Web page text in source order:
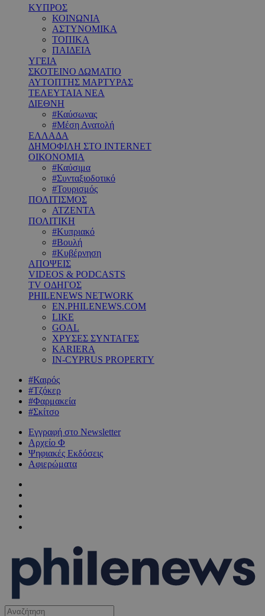
ΚΥΠΡΟΣ
ΚΟΙΝΩΝΙΑ
ΑΣΤΥΝΟΜΙΚΑ
ΤΟΠΙΚΑ
ΠΑΙΔΕΙΑ
ΥΓΕΙΑ
ΣΚΟΤΕΙΝΟ ΔΩΜΑΤΙΟ
ΑΥΤΟΠΤΗΣ ΜΑΡΤΥΡΑΣ
ΤΕΛΕΥΤΑΙΑ ΝΕΑ
ΔΙΕΘΝΗ
#Καύσωνας
#Μέση Ανατολή
ΕΛΛΑΔΑ
ΔΗΜΟΦΙΛΗ ΣΤΟ INTERNET
ΟΙΚΟΝΟΜΙΑ
#Καύσιμα
#Συνταξιοδοτικό
#Τουρισμός
ΠΟΛΙΤΙΣΜΟΣ
ΑΤΖΕΝΤΑ
ΠΟΛΙΤΙΚΗ
#Κυπριακό
#Βουλή
#Κυβέρνηση
ΑΠΟΨΕΙΣ
VIDEOS & PODCASTS
TV ΟΔΗΓΟΣ
PHILENEWS NETWORK
EN.PHILENEWS.COM
LIKE
GOAL
ΧΡΥΣΕΣ ΣΥΝΤΑΓΕΣ
KARIERA
IN-CYPRUS PROPERTY
#Καιρός
#Τζόκερ
#Φαρμακεία
#Σκίτσο
Εγγραφή στο Newsletter
Αρχείο Φ
Ψηφιακές Εκδόσεις
Αφιερώματα